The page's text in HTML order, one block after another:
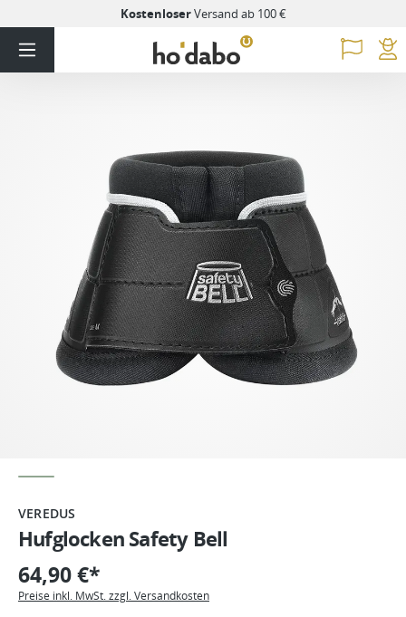
KostenloserVersand ab 100 €
VEREDUS
Hufglocken Safety Bell
64,90 €*
Preise inkl. MwSt. zzgl. Versandkosten